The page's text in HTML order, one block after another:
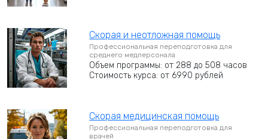
Скорая и неотложная помощь
Профессиональная переподготовка для
среднего медперсонала
Объем программы: от 288 до 508 часов
Стоимость курса: от 6990 рублей
Скорая медицинская помощь
Профессиональная переподготовка для
врачей